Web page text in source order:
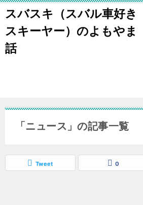
スバスキ（スバル車好き
スキーヤー）のよもやま
話
「ニュース」の記事一覧
Tweet 0